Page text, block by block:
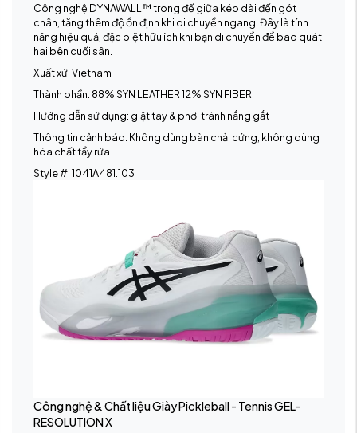
Công nghệ DYNAWALL™ trong đế giữa kéo dài đến gót
chân, tăng thêm độ ổn định khi di chuyển ngang. Đây là tính
năng hiệu quả, đặc biệt hữu ích khi bạn di chuyển để bao quát
hai bên cuối sân.
Xuất xứ: Vietnam
Thành phần: 88% SYN LEATHER 12% SYN FIBER
Hướng dẫn sử dụng: giặt tay & phơi tránh nắng gắt
Thông tin cảnh báo: Không dùng bàn chải cứng, không dùng
hóa chất tẩy rửa
Style #:1041A481.103
Công nghệ & Chất liệu Giày Pickleball - Tennis GEL-
RESOLUTION X